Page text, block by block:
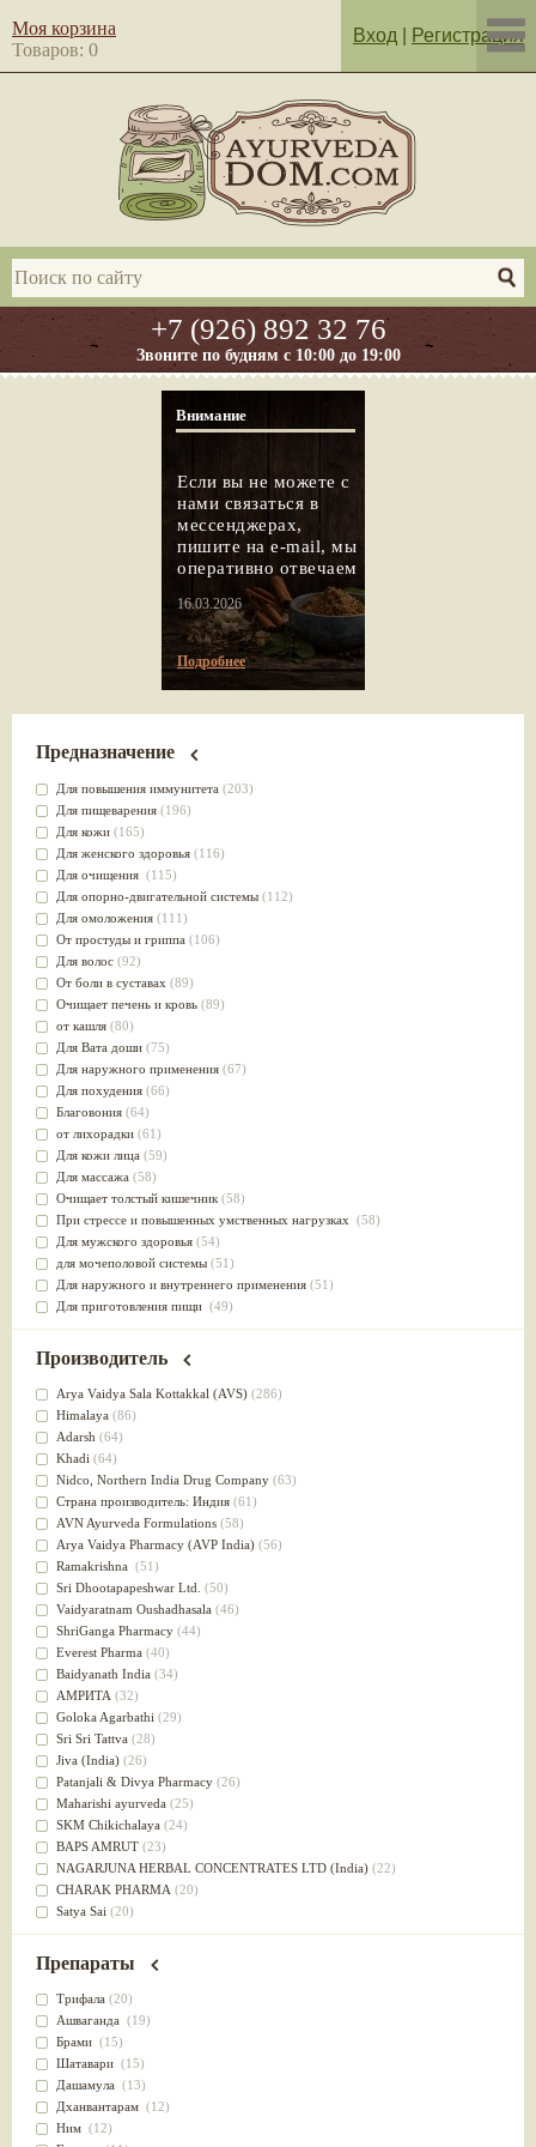
+7 (926) 892 32 76
Звоните по будням с 10:00 до 19:00
Моя корзина
Товаров: 0
Вход Регистрация
Внимание
Если вы не можете с
нами связаться в
мессенджерах,
пишите на e-mail, мы
оперативно отвечаем
16.03.2026
Подробнее
Предназначение
Для повышения иммунитета (203)
Для пищеварения (196)
Для кожи (165)
Для женского здоровья (116)
Для очищения (115)
Для опорно-двигательной системы (112)
Для омоложения (111)
От простуды и гриппа (106)
Для волос (92)
От боли в суставах (89)
Очищает печень и кровь (89)
от кашля (80)
Для Вата доши (75)
Для наружного применения (67)
Для похудения (66)
Благовония (64)
от лихорадки (61)
Для кожи лица (59)
Для массажа (58)
Очищает толстый кишечник (58)
При стрессе и повышенных умственных нагрузках (58)
Для мужского здоровья (54)
для мочеполовой системы (51)
Для наружного и внутреннего применения (51)
Для приготовления пищи (49)
от инфекций мочеполовой системы(49)
для суставов
Лечит опухоли и отеки(46)
Для медитации
выводит токсины
Для здоровья печени
Для тела(39)
для очищения крови(38)
При диабете(38)
Антиоксидант(37)
Для Капха(Кафа) доши
От паразитов(37)
При расстройстве желудка (36)
Успокоительное(36)
Для глаз(34)
от геморроя(34)
Противовоспалительное
Для Питта доши(32)
Для сердца(32)
Для сосудов головного мозга
Для полости рта(32)
Дефицит железа(31)
Для лица(31)
Употребление в пищу
Ароматерапия(29)
Жаропонижающее(29)
для памяти(28)
для почек(28)
Слабительное (28)
Афродизиак(27)
Напитки(27)
Для йоги (27)
Для потенции(26)
Для душа(25)
для концентрации внимания
при нарушении эрекции
Производитель
Arya Vaidya Sala Kottakkal (AVS) (286)
Himalaya (86)
Adarsh (64)
Khadi (64)
Nidсo, Northern India Drug Company (63)
Страна производитель: Индия (61)
AVN Ayurveda Formulations (58)
Arya Vaidya Pharmacy (AVP India) (56)
Ramakrishna (51)
Sri Dhootapapeshwar Ltd. (50)
Vaidyaratnam Oushadhasala (46)
ShriGanga Pharmacy (44)
Everest Pharma (40)
Baidyanath India (34)
АМРИТА (32)
Goloka Agarbathi (29)
Sri Sri Tattva (28)
Jiva (India) (26)
Patanjali & Divya Pharmacy (26)
Maharishi ayurveda (25)
SKM Chikichalaya (24)
BAPS AMRUT (23)
NAGARJUNA HERBAL CONCENTRATES LTD (India) (22)
CHARAK PHARMA (20)
Satya Sai (20)
Vyas(20)
Kerala Ayurveda
(19)
Organic India pvt ltd
Lalita(16)
Ashtang Herbals
Alarsin(14)
Vasu Health care
Baraka(13)
Dabur India Ltd
Препараты
Трифала (20)
Ашваганда (19)
Брами (15)
Шатавари (15)
Дашамула (13)
Дханвантарам (12)
Ним (12)